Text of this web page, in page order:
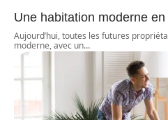
Une habitation moderne
Aujourd’hui, toutes les futures
moderne, avec un…